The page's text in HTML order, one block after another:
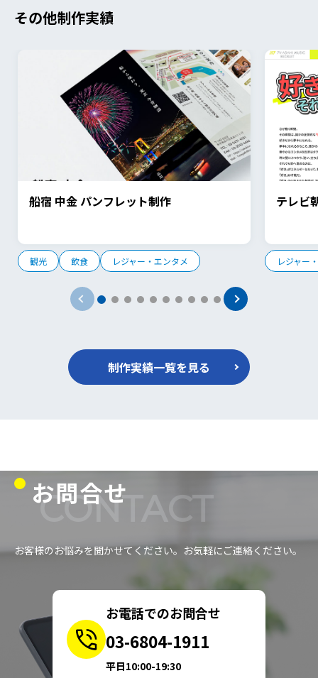
その他制作実績
船宿 中金 パンフレット制作
観光 飲食 レジャー・エンタメ
テレビ
レジャー
制作実績一覧を見る
お問合せ
CONTACT
お客様のお悩みを聞かせてください。お気軽にご連絡ください。
お電話でのお問合せ
03-6804-1911
平日10:00-19:30